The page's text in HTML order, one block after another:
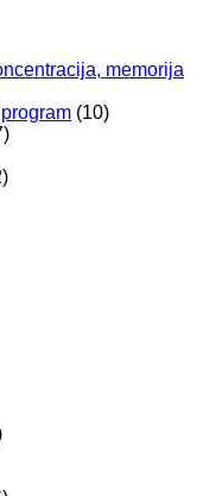
memorija
(10)